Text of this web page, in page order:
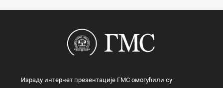
Израду интернет презентације ГМС омогућили су